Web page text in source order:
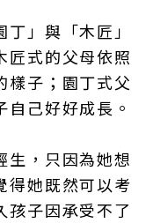
」與「木匠」
匠式的父母依照
樣子；園丁式父
己好好成長。
生，只因為她想
得她既然可以考
孩子因承受不了